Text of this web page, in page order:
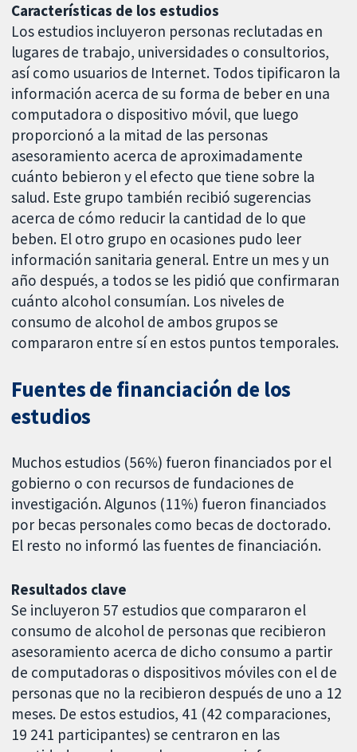
Características de los estudios
Los estudios incluyeron personas reclutadas en
lugares de trabajo, universidades o consultorios,
así como usuarios de Internet. Todos tipificaron la
información acerca de su forma de beber en una
computadora o dispositivo móvil, que luego
proporcionó a la mitad de las personas
asesoramiento acerca de aproximadamente
cuánto bebieron y el efecto que tiene sobre la
salud. Este grupo también recibió sugerencias
acerca de cómo reducir la cantidad de lo que
beben. El otro grupo en ocasiones pudo leer
información sanitaria general. Entre un mes y un
año después, a todos se les pidió que confirmaran
cuánto alcohol consumían. Los niveles de
consumo de alcohol de ambos grupos se
compararon entre sí en estos puntos temporales.
Fuentes de financiación de los
estudios
Muchos estudios (56%) fueron financiados por el
gobierno o con recursos de fundaciones de
investigación. Algunos (11%) fueron financiados
por becas personales como becas de doctorado.
El resto no informó las fuentes de financiación.
Resultados clave
Se incluyeron 57 estudios que compararon el
consumo de alcohol de personas que recibieron
asesoramiento acerca de dicho consumo a partir
de computadoras o dispositivos móviles con el de
personas que no la recibieron después de uno a 12
meses. De estos estudios, 41 (42 comparaciones,
19 241 participantes) se centraron en las